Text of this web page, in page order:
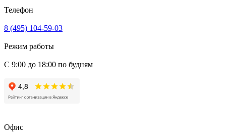
Телефон
8 (495) 104-59-03
Режим работы
С 9:00 до 18:00 по будням
Офис